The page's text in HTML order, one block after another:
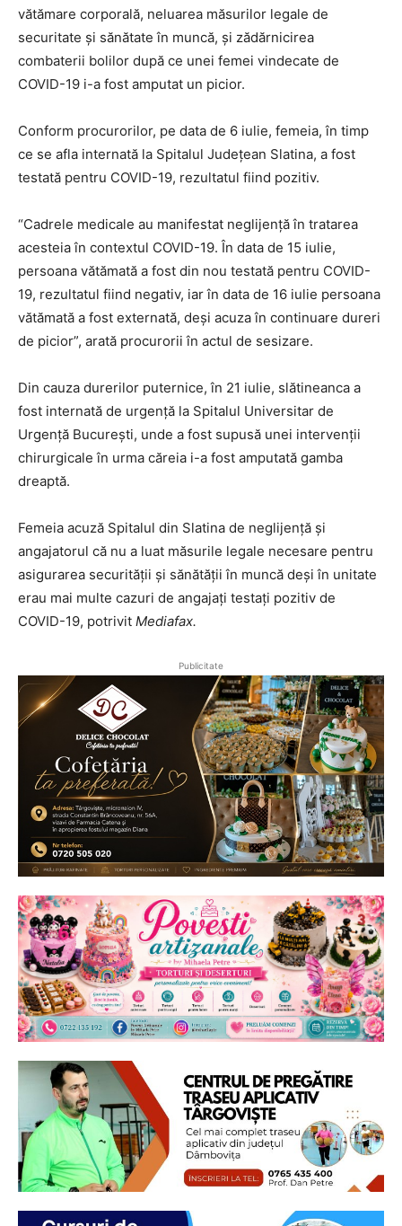
vătămare corporală, neluarea măsurilor legale de
securitate și sănătate în muncă, și zădărnicirea
combaterii bolilor după ce unei femei vindecate de
COVID-19 i-a fost amputat un picior.
Conform procurorilor, pe data de 6 iulie, femeia, în timp
ce se afla internată la Spitalul Județean Slatina, a fost
testată pentru COVID-19, rezultatul fiind pozitiv.
“Cadrele medicale au manifestat neglijență în tratarea
acesteia în contextul COVID-19. În data de 15 iulie,
persoana vătămată a fost din nou testată pentru COVID-
19, rezultatul fiind negativ, iar în data de 16 iulie persoana
vătămată a fost externată, deși acuza în continuare dureri
de picior”, arată procurorii în actul de sesizare.
Din cauza durerilor puternice, în 21 iulie, slătineanca a
fost internată de urgență la Spitalul Universitar de
Urgență București, unde a fost supusă unei intervenții
chirurgicale în urma căreia i-a fost amputată gamba
dreaptă.
Femeia acuză Spitalul din Slatina de neglijență și
angajatorul că nu a luat măsurile legale necesare pentru
asigurarea securității și sănătății în muncă deși în unitate
erau mai multe cazuri de angajați testați pozitiv de
COVID-19, potrivit Mediafax.
Publicitate